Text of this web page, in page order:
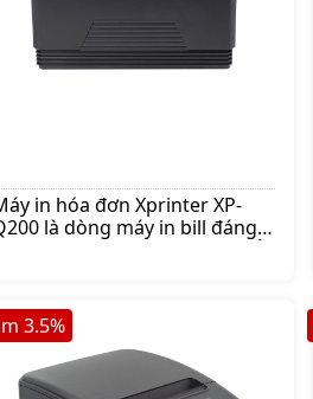
in hóa đơn Xprinter XP-
là dòng máy in bill đáng
lần
3.5%